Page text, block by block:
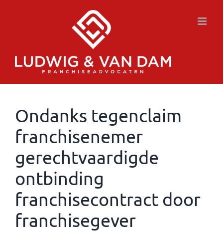
Ondanks tegenclaim
franchisenemer
gerechtvaardigde
ontbinding
franchisecontract door
franchisegever